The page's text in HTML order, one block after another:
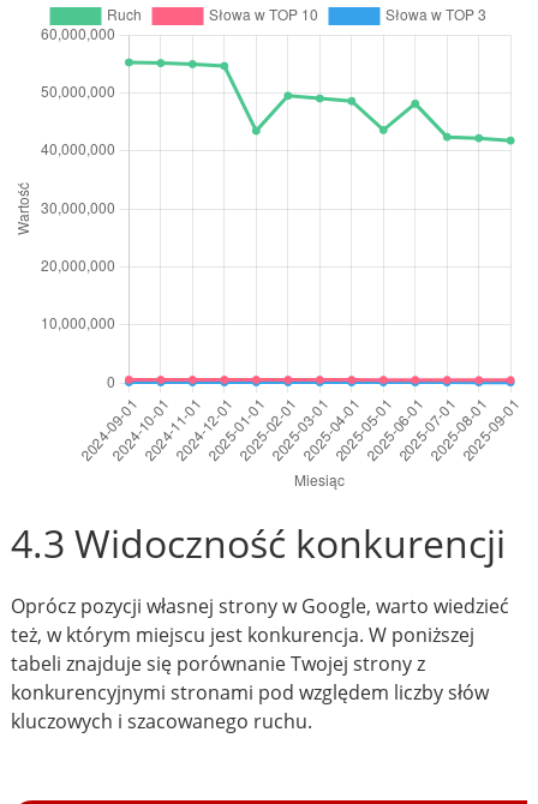
4.3 Widoczność konkurencji
Oprócz pozycji własnej strony w Google, warto wiedzieć
też, w którym miejscu jest konkurencja. W poniższej
tabeli znajduje się porównanie Twojej strony z
konkurencyjnymi stronami pod względem liczby słów
kluczowych i szacowanego ruchu.